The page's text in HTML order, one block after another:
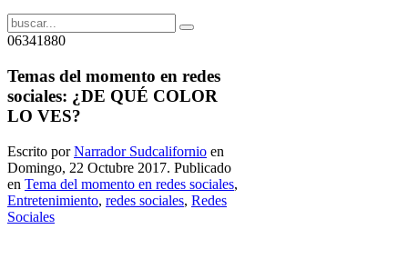
06341880
Temas del momento en redes
sociales: ¿DE QUÉ COLOR
LO VES?
Escrito porNarrador Sudcalifornio en
Domingo, 22 Octubre 2017. Publicado
en Tema del momento en redes sociales,
Entretenimiento, redes sociales, Redes
Sociales